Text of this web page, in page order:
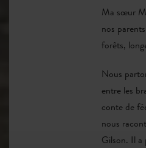
Ma sœur
nos
forêts,
Nous
entre les
conte de
nous
Gilson. Il a